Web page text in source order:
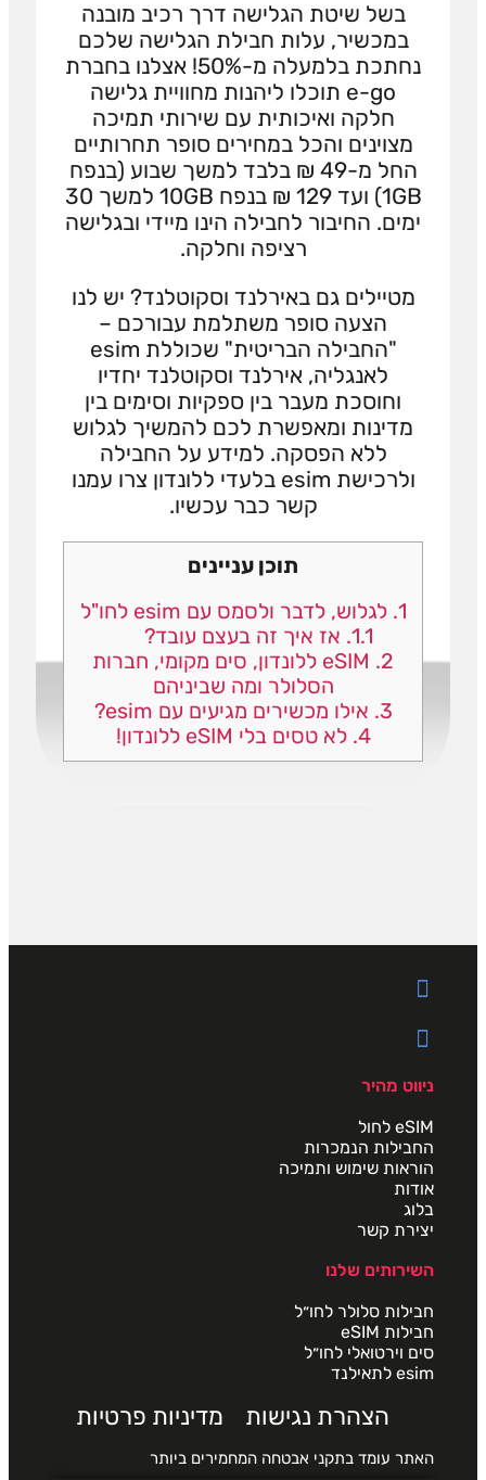
בשל שיטת הגלישה דרך רכיב מובנה
במכשיר, עלות חבילת הגלישה שלכם
נחתכת בלמעלה מ-50%! אצלנו בחברת
e-go תוכלו ליהנות מחוויית גלישה
חלקה ואיכותית עם שירותי תמיכה
מצוינים והכל במחירים סופר תחרותיים
החל מ-49 ₪ בלבד למשך שבוע (בנפח
1GB) ועד 129 ₪ בנפח 10GB למשך 30
ימים. החיבור לחבילה הינו מיידי ובגלישה
רציפה וחלקה.
מטיילים גם באירלנד וסקוטלנד? יש לנו
הצעה סופר משתלמת עבורכם –
"החבילה הבריטית" שכוללת esim
לאנגליה, אירלנד וסקוטלנד יחדיו
וחוסכת מעבר בין ספקיות וסימים בין
מדינות ומאפשרת לכם להמשיך לגלוש
ללא הפסקה. למידע על החבילה
ולרכישת esim בלעדי ללונדון צרו עמנו
קשר כבר עכשיו.
תוכן עניינים
1. לגלוש, לדבר ולסמס עם esim לחו"ל
1.1. אז איך זה בעצם עובד?
2.
eSIM ללונדון, סים מקומי, חברות
הסלולר ומה שביניהם
3. אילו מכשירים מגיעים עם esim?
4. לא טסים בלי eSIM ללונדון!
ניווט מהיר
eSIM לחול
החבילות הנמכרות
הוראות שימוש ותמיכה
אודות
בלוג
יצירת קשר
השירותים שלנו
חבילות סלולר לחו״ל
חבילות eSIM
סים וירטואלי לחו״ל
esim לתאילנד
הצהרת נגישות מדיניות פרטיות
האתר עומד בתקני אבטחה המחמירים ביותר